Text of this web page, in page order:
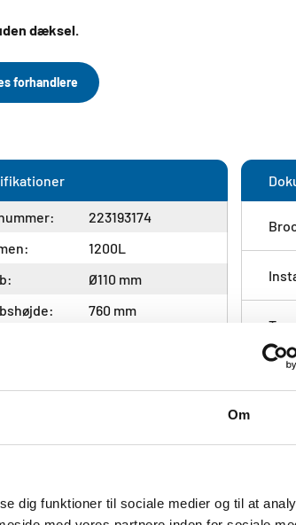
Om
dig funktioner til sociale medier og til at
dæksel.
forhandlere
223193174
1200L
Ø110 mm
760 mm
bund